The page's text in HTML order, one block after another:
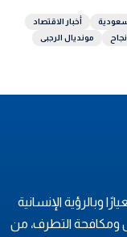
أخبار الاقتصاد
مونديال الرجبى
وبالرؤية الإنسانية
ومكافحة التطرف، من